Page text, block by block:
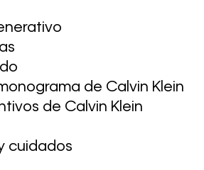
de Calvin Klein
de Calvin Klein
cuidados